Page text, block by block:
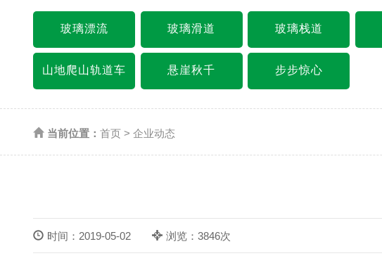
玻璃漂流 玻璃滑道 玻璃栈道
山地爬山轨道车 悬崖秋千 步步惊心
当前位置： 首页 > 企业动态
时间：2019-05-02 浏览：3846次